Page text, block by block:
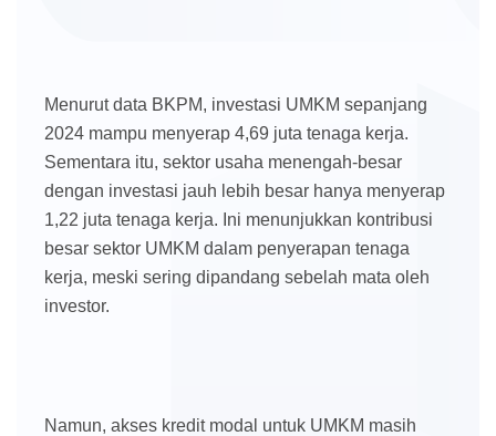
Menurut data BKPM, investasi UMKM sepanjang
2024 mampu menyerap 4,69 juta tenaga kerja.
Sementara itu, sektor usaha menengah-besar
dengan investasi jauh lebih besar hanya menyerap
1,22 juta tenaga kerja. Ini menunjukkan kontribusi
besar sektor UMKM dalam penyerapan tenaga
kerja, meski sering dipandang sebelah mata oleh
investor.
Namun, akses kredit modal untuk UMKM masih